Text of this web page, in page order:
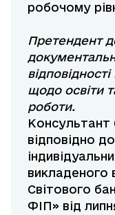
робочому
Претендент
щодо освіти
роботи.
Консультант
відповідно
викладеного
Світового
ФІП» від